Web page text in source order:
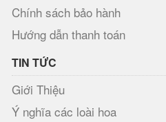
Chính sách bảo hành
Hướng dẫn thanh toán
TIN TỨC
Giới Thiệu
Ý nghĩa các loài hoa